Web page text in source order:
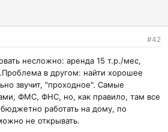
#42
несложно: аренда 15 т.р./мес,
в другом: найти хорошее
звучит, "проходное". Самые
ФМС, ФНС, но, как правило, там все
работать на дому, по
не открывать.